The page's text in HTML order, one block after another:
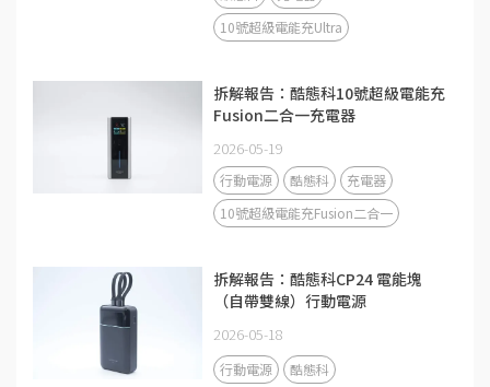
10號超級電能充Ultra
拆解報告：酷態科10號超級電能充
Fusion二合一充電器
2026-05-19
行動電源 酷態科
充電器
10號超級電能充Fusion二合一
拆解報告：酷態科CP24 電能塊
（自帶雙線）行動電源
2026-05-18
行動電源 酷態科